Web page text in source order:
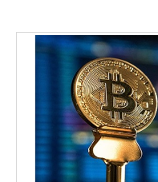
مسکن و ساختمان